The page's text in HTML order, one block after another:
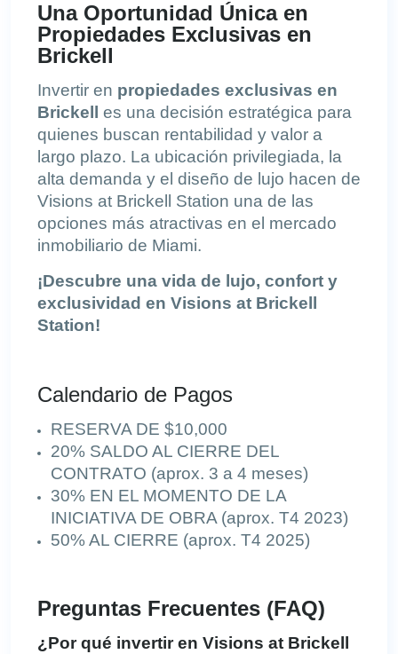
Una Oportunidad Única en
Propiedades Exclusivas en
Brickell
Invertir en propiedades exclusivas en
Brickell
es una decisión estratégica para
quienes buscan rentabilidad y valor a
largo plazo. La ubicación privilegiada, la
alta demanda y el diseño de lujo hacen de
Visions at Brickell Station una de las
opciones más atractivas en el mercado
inmobiliario de Miami.
¡Descubre una vida de lujo, confort y
exclusividad en Visions at Brickell
Station!
Calendario de Pagos
RESERVA DE $10,000
20% SALDO AL CIERRE DEL
CONTRATO (aprox. 3 a 4 meses)
30% EN EL MOMENTO DE LA
INICIATIVA DE OBRA (aprox. T4 2023)
50% AL CIERRE (aprox. T4 2025)
Preguntas Frecuentes (FAQ)
¿Por qué invertir en Visions at Brickell